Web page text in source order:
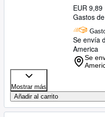
EUR 9,89
Gastos
Se envía
America
Se
Mostrar más
Añadir al carrito